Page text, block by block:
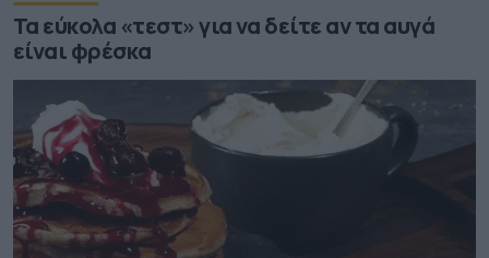
Τα εύκολα «τεστ» για να δείτε αν τα αυγά
είναι φρέσκα